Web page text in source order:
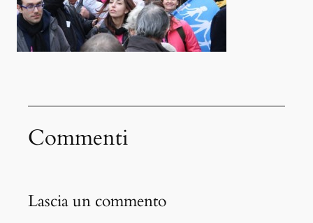
Commenti
Lascia un commento